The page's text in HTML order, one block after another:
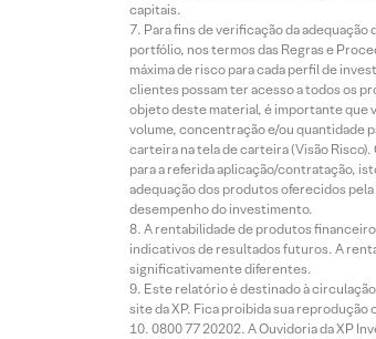
capitais.
Para fins de verificação da
portfólio, nos termos das Regras e
máxima de risco para cada perfil de
clientes possam ter acesso a todos os
objeto deste material, é importante que
volume, concentração e/ou quantidade
carteira na tela de carteira (Visão
para a referida aplicação/contratação,
adequação dos produtos oferecidos
desempenho do investimento.
A rentabilidade de produtos
indicativos de resultados futuros. A
significativamente diferentes.
Este relatório é destinado à
site da XP. Fica proibida sua
0800 77 20202. A Ouvidoria da XP